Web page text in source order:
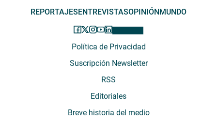
REPORTAJES ENTREVISTASOPINIÓN MUNDO
Política de Privacidad
Suscripción Newsletter
RSS
Editoriales
Breve historia del medio